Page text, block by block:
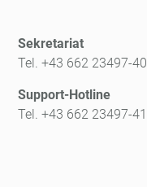
Sekretariat
Tel. +43 662 23497-40
Support-Hotline
Tel. +43 662 23497-41